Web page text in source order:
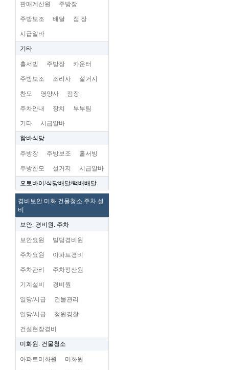
판매계산원 주방장
주방보조 배달 점 장
시급알바
기타
홀서빙 주방장 카운터
주방보조 조리사 설거지
찬모 영양사 점장
주차안내 장치 부부팀
기타 시급알바
함바식당
주방장 주방보조 홀서빙
주방찬모 설거지 시급알바
오토바이/식당배달/택배배달
경비보안.미화.건물청소.주차.설
비
보안. 경비원. 주차
보안요원 빌딩경비원
주차요원 아파트경비
주차관리 주차정산원
기계설비 경비원
일당/시급 건물관리
일당/시급 청원경찰
건설현장경비
미화원. 건물청소
아파트미화원 미화원